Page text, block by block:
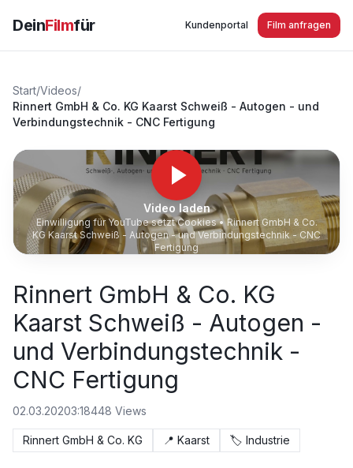
DeinFilmfür Kundenportal Film anfragen
Start/Videos/
Rinnert GmbH & Co. KG Kaarst Schweiß - Autogen - und
Verbindungstechnik - CNC Fertigung
Video laden
Einwilligung für YouTube setzt Cookies •Rinnert GmbH & Co.
KG Kaarst Schweiß - Autogen - und Verbindungstechnik - CNC
Fertigung
Rinnert GmbH & Co. KG
Kaarst Schweiß - Autogen -
und Verbindungstechnik -
CNC Fertigung
02.03.20203:18448 Views
Rinnert GmbH & Co. KG 📍 Kaarst 🏷️ Industrie